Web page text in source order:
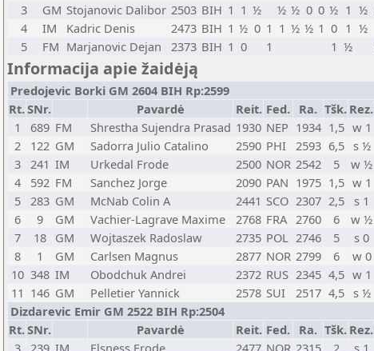
3
GM Stojanovic Dalibor 2503 BIH 1 1 ½ ½ ½ 0 0 ½ 1 ½
4
IM Kadric Denis 2473 BIH 1 ½ 0 1 1 ½ ½ 1 0 1 ½
5
FM Marjanovic Dejan 2373 BIH 1 0 1 1 ½
Informacija apie žaidėją
Predojevic Borki GM 2604 BIH Rp:2599
Rt.SNr. Pavardė Reit. Fed. Ra. Tšk. Rez.
1
689 FM Shrestha Sujendra Prasad 1930 NEP 1934 1,5 w 1
2
122 GM Sadorra Julio Catalino 2590 PHI 2593 6,5 s ½
3
241 IM Urkedal Frode 2500 NOR 2542 5 w ½
4
592 FM Sanchez Jorge 2090 PAN 1975 1,5 w 1
5
283 GM McNab Colin A 2441 SCO 2307 2,5 s 1
6
9 GM Vachier-Lagrave Maxime 2768 FRA 2760 6 w ½
7
18 GM Wojtaszek Radoslaw 2735 POL 2746 5 s 0
8
1 GM Carlsen Magnus 2877 NOR 2799 6 w 0
10 348 IM Obodchuk Andrei 2372 RUS 2345 4,5 w 1
11 146 GM Pelletier Yannick 2578 SUI 2517 4,5 s ½
Dizdarevic Emir GM 2522 BIH Rp:2504
Rt.SNr. Pavardė Reit. Fed. Ra. Tšk. Rez.
3
239 IM Elsness Frode 2477 NOR 2315 2 s 1